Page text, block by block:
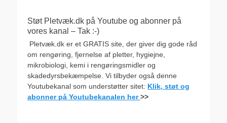
Støt Pletvæk.dk på Youtube og abonner på
vores kanal – Tak :-)
Pletvæk.dk er et GRATIS site, der giver dig gode råd
om rengøring, fjernelse af pletter, hygiejne,
mikrobiologi, kemi i rengøringsmidler og
skadedyrsbekæmpelse. Vi tilbyder også denne
Youtubekanal som understøtter sitet: Klik, støt og
abonner på Youtubekanalen her>>